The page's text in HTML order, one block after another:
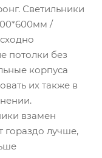
Светильники
/
потолки без
корпуса
их также в
взамен
гораздо лучше,